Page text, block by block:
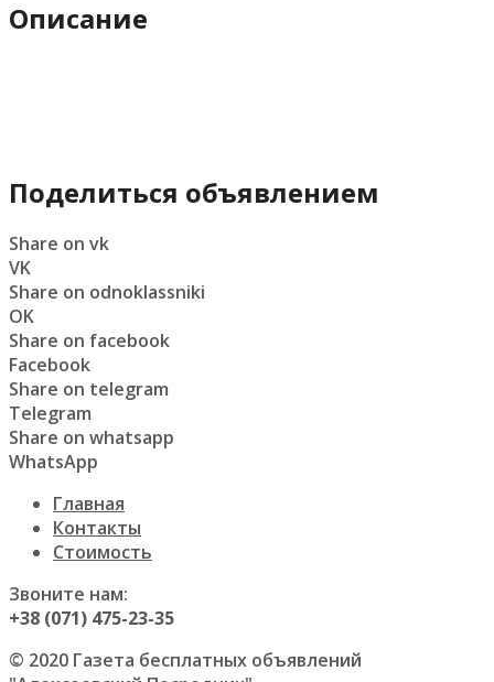
Описание
Поделиться объявлением
Share on vk
VK
Share on odnoklassniki
OK
Share on facebook
Facebook
Share on telegram
Telegram
Share on whatsapp
WhatsApp
Главная
Контакты
Стоимость
Звоните нам:
+38 (071) 475-23-35
© 2020 Газета бесплатных объявлений